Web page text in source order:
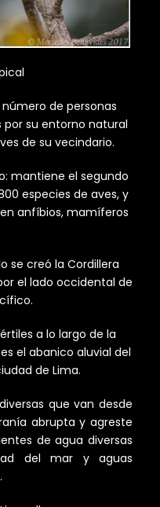
de personas
su entorno natural
de su vecindario.
mantiene el segundo
especies de aves, y
anfíbios, mamíferos
se creó la Cordillera
el lado occidental de
a lo largo de la
el abanico aluvial del
de Lima.
que van desde
abrupta y agreste
de agua diversas
del mar y aguas